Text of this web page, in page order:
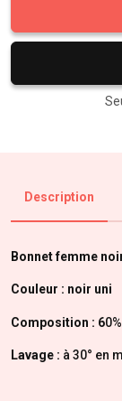
Description
Bonnet femme
Couleur : noir uni
Composition : 6
Lavage : à 30° en